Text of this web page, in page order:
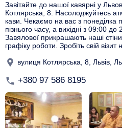
Завітайте до нашої кавярні у
Котлярська, 8. Насолоджуйтесь
кави. Чекаємо на вас з
пізнього часу, а вихідні з 09:00
Завялової прикрашають наші
графіку роботи. Зробіть свій
вулиця Котлярська, 8, Львів,
+380 97 586 8195